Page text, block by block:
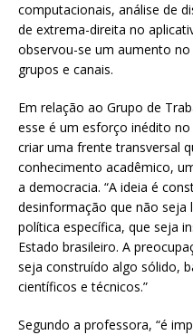
computacionais, análise de
de extrema-direita no
observou-se um aumento
grupos e canais.
Em relação ao Grupo de
esse é um esforço inédito
criar uma frente transversal
conhecimento acadêmico,
a democracia. “A ideia é
desinformação que não
política específica, que seja
Estado brasileiro. A
seja construído algo sólido,
científicos e técnicos.”
Segundo a professora, “é